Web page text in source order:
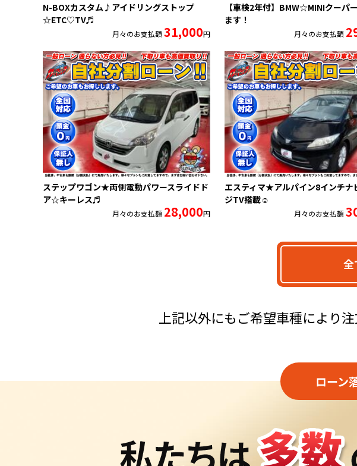
N-BOXカスタム♪アイドリングストップ
☆ETC♡TV♬
月々のお支払額31,000円
【車検2年付】BMW☆MINIクーパ
ます！
月々のお支払額
ステップワゴン★両側電動パワースライドド
ア☆キーレス♬
月々のお支払額 28,000円
エスティマ★アルパイン8インチ
ジTV搭載☺
月々のお支払額
上記以外にもご希望車種により
ローン